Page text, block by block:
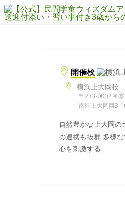
開催校
横浜上大岡校
〒233-0002 神
南区上大岡西3-
自然豊かな上大岡の
の連携も抜群 多様
心を刺激する